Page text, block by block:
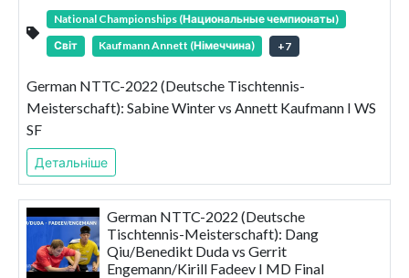
National Championships (Национальные чемпионаты)
Світ
Kaufmann Annett (Німеччина) +7
German NTTC-2022 (Deutsche Tischtennis-
Meisterschaft): Sabine Winter vs Annett Kaufmann I WS
SF
Детальніше
German NTTC-2022 (Deutsche
Tischtennis-Meisterschaft): Dang
Qiu/Benedikt Duda vs Gerrit
Engemann/Kirill Fadeev I MD Final